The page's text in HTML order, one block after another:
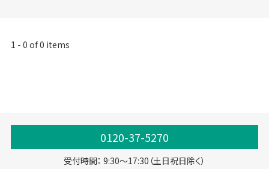
1 - 0 of0 items
0120-37-5270
受付時間： 9:30～17:30（土日祝日除く）